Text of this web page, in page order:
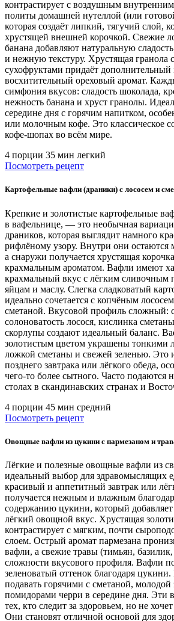
контрастирует с воздушным
политы домашней нутеллой (или
которая создаёт липкий, тягучий слой,
хрустящей внешней корочкой. Свежие
банана добавляют натуральную
и нежную текстуру. Хрустящая гранола
сухофруктами придаёт дополнительный
восхитительный ореховый аромат.
симфония вкусов: сладость шоколада,
нежность банана и хруст гранолы.
середине дня с горячим напитком,
или молочным кофе. Это классическое
кофе-шопах во всём мире.
4 порции 35 мин легкий
Посмотреть рецепт
Картофельные вафли (драники) с лососем и
Крепкие и золотистые картофельные
в вафельнице, — это необычная
драников, которая выглядит намного
рифлёному узору. Внутри они
а снаружи получается хрустящая
крахмальным ароматом. Вафли имеют
крахмальный вкус с лёгким сливочным
яйцам и маслу. Слегка сладковатый
идеально сочетается с копчёным
сметаной. Вкусовой профиль сложный:
солоноватость лосося, кислинка
скорлупы создают идеальный баланс.
золотистым цветом украшены тонкими
ложкой сметаны и свежей зеленью. Это
позднего завтрака или лёгкого обеда,
чего-то более сытного. Часто подаются
столах в скандинавских странах и
4 порции 45 мин средний
Посмотреть рецепт
Овощные вафли из цукини с пармезаном и
Лёгкие и полезные овощные вафли из
идеальный выбор для здравомыслящих
красивый и аппетитный завтрак или
получается нежным и влажным
содержанию цукини, который
лёгкий овощной вкус. Хрустящая
контрастирует с мягким, почти
слоем. Острый аромат пармезана
вафли, а свежие травы (тимьян,
сложности вкусового профиля. Вафли
зеленоватый оттенок благодаря
подавать горячими с сметаной, молодой
помидорами черри в середине дня. Эти
тех, кто следит за здоровьем, но не
Они становят отличной основой для